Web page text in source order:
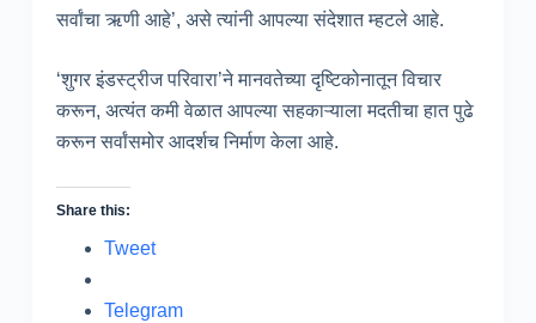
सर्वांचा ऋणी आहे’, असे त्यांनी आपल्या संदेशात म्हटले आहे.
‘शुगर इंडस्ट्रीज परिवारा’ने मानवतेच्या दृष्टिकोनातून विचार
करून, अत्यंत कमी वेळात आपल्या सहकाऱ्याला मदतीचा हात पुढे
करून सर्वांसमोर आदर्शच निर्माण केला आहे.
Share this:
Tweet
Telegram